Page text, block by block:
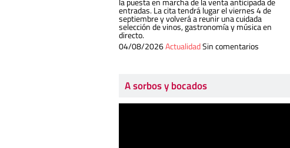
entradas. La cita tendrá lugar el viernes 4 de
septiembre y volverá a reunir una cuidada
selección de vinos, gastronomía y música en
directo.
04/08/2026ActualidadSin comentarios
A sorbos y bocados